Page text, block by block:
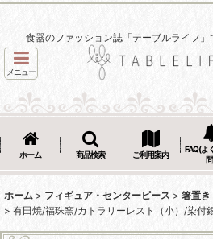
食器のファッション誌「テーブルライフ
メニュー
ホーム 商品検索 ご利用案内
FAQ(よ
ホーム > フィギュア・センターピース > 箸置き
> 有田焼/福珠窯/カトラリーレスト（小）/染付